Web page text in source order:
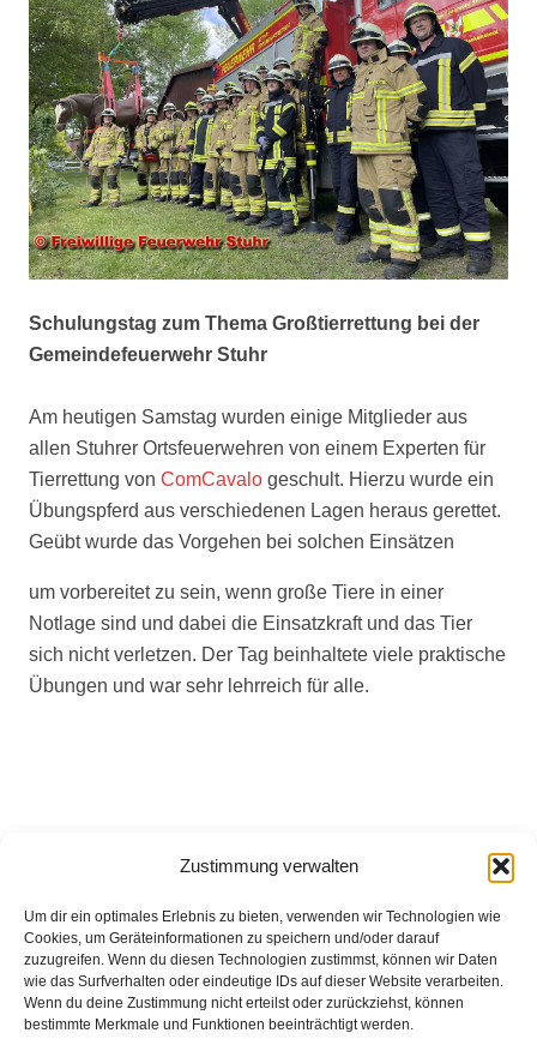
Zustimmung verwalten
Um dir ein optimales Erlebnis zu bieten, verwenden wir Technologien wie
Cookies, um Geräteinformationen zu speichern und/oder darauf
zuzugreifen. Wenn du diesen Technologien zustimmst, können wir Daten
wie das Surfverhalten oder eindeutige IDs auf dieser Website verarbeiten.
Wenn du deine Zustimmung nicht erteilst oder zurückziehst, können
bestimmte Merkmale und Funktionen beeinträchtigt werden.
Schulungstag zum Thema Großtierrettung bei der
Gemeindefeuerwehr Stuhr
Am heutigen Samstag wurden einige Mitglieder aus
allen Stuhrer Ortsfeuerwehren von einem Experten für
Tierrettung von ComCavalo geschult. Hierzu wurde ein
Übungspferd aus verschiedenen Lagen heraus gerettet.
Geübt wurde das Vorgehen bei solchen Einsätzen
um vorbereitet zu sein, wenn große Tiere in einer
Notlage sind und dabei die Einsatzkraft und das Tier
sich nicht verletzen. Der Tag beinhaltete viele praktische
Übungen und war sehr lehrreich für alle.
Fahrenhorst +++ Feuerwehr Groß Mackenstedt +++
Feuerwehr Heiligenrode +++ Feuerwehr Seckenhausen
+++ Feuerwehr Stuhr
Weitere Informationen über diesen Einsatz im